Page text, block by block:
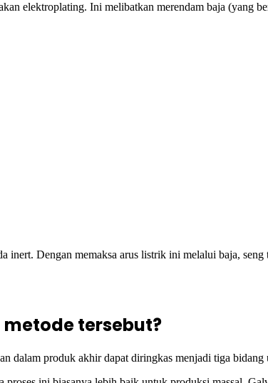
elektroplating. Ini melibatkan merendam baja (yang
inert. Dengan memaksa arus listrik ini melalui baja,
tersebut?
dalam produk akhir dapat diringkas menjadi tiga bidang